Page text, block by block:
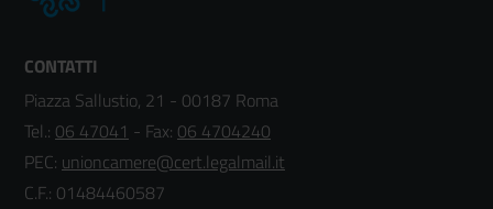
CONTATTI
Piazza Sallustio, 21 - 00187 Roma
Tel.: 06 47041 - Fax: 06 4704240
PEC: unioncamere@cert.legalmail.it
C.F.: 01484460587